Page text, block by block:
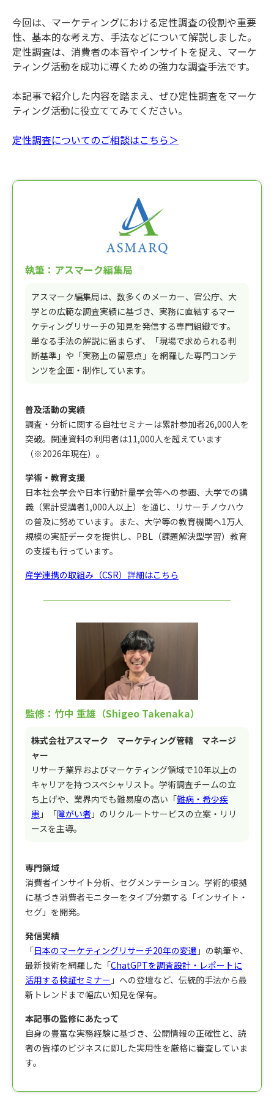
今回は、マーケティングにおける定性調査の役割や重要
性、基本的な考え方、手法などについて解説しました。
定性調査は、消費者の本音やインサイトを捉え、マーケ
ティング活動を成功に導くための強力な調査手法です。
本記事で紹介した内容を踏まえ、ぜひ定性調査をマーケ
ティング活動に役立ててみてください。
定性調査についてのご相談はこちら＞
執筆：アスマーク編集局
アスマーク編集局は、数多くのメーカー、官公庁、大
学との広範な調査実績に基づき、実務に直結するマー
ケティングリサーチの知見を発信する専門組織です。
単なる手法の解説に留まらず、「現場で求められる判
断基準」や「実務上の留意点」を網羅した専門コンテ
ンツを企画・制作しています。
普及活動の実績
調査・分析に関する自社セミナーは累計参加者26,000人を
突破。関連資料の利用者は11,000人を超えています
（※2026年現在）。
学術・教育支援
日本社会学会や日本行動計量学会等への参画、大学での講
義（累計受講者1,000人以上）を通じ、リサーチノウハウ
の普及に努めています。また、大学等の教育機関へ1万人
規模の実証データを提供し、PBL（課題解決型学習）教育
の支援も行っています。
産学連携の取組み（CSR）詳細はこちら
監修：竹中 重雄（Shigeo Takenaka）
株式会社アスマーク マーケティング管轄 マネージ
ャー
リサーチ業界およびマーケティング領域で10年以上の
キャリアを持つスペシャリスト。学術調査チームの立
ち上げや、業界内でも難易度の高い「難病・希少疾
患 」「障がい者 」のリクルートサービスの立案・リリ
ースを主導。
専門領域
消費者インサイト分析、セグメンテーション。学術的根拠
に基づき消費者モニターをタイプ分類する「インサイト・
セグ」を開発。
発信実績
「日本のマーケティングリサーチ20年の変遷 」の執筆や、
最新技術を網羅した「ChatGPTを調査設計・レポートに
活用する検証セミナー 」への登壇など、伝統的手法から最
新トレンドまで幅広い知見を保有。
本記事の監修にあたって
自身の豊富な実務経験に基づき、公開情報の正確性と、読
者の皆様のビジネスに即した実用性を厳格に審査していま
す。